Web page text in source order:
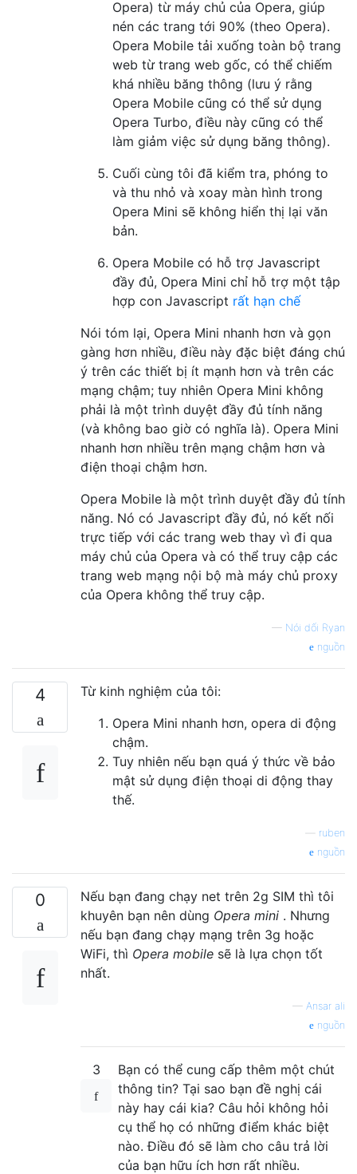
Opera) từ máy chủ của Opera, giúp
nén các trang tới 90% (theo Opera).
Opera Mobile tải xuống toàn bộ trang
web từ trang web gốc, có thể chiếm
khá nhiều băng thông (lưu ý rằng
Opera Mobile cũng có thể sử dụng
Opera Turbo, điều này cũng có thể
làm giảm việc sử dụng băng thông).
Cuối cùng tôi đã kiểm tra, phóng to
và thu nhỏ và xoay màn hình trong
Opera Mini sẽ không hiển thị lại văn
bản.
Opera Mobile có hỗ trợ Javascript
đầy đủ, Opera Mini chỉ hỗ trợ một tập
hợp con Javascript rất hạn chế
Nói tóm lại, Opera Mini nhanh hơn và gọn
gàng hơn nhiều, điều này đặc biệt đáng chú
ý trên các thiết bị ít mạnh hơn và trên các
mạng chậm; tuy nhiên Opera Mini không
phải là một trình duyệt đầy đủ tính năng
(và không bao giờ có nghĩa là). Opera Mini
nhanh hơn nhiều trên mạng chậm hơn và
điện thoại chậm hơn.
Opera Mobile là một trình duyệt đầy đủ tính
năng. Nó có Javascript đầy đủ, nó kết nối
trực tiếp với các trang web thay vì đi qua
máy chủ của Opera và có thể truy cập các
trang web mạng nội bộ mà máy chủ proxy
của Opera không thể truy cập.
— Nói dối Ryan
nguồn
4
Từ kinh nghiệm của tôi:
Opera Mini nhanh hơn, opera di động
chậm.
Tuy nhiên nếu bạn quá ý thức về bảo
mật sử dụng điện thoại di động thay
thế.
ruben
nguồn
0
Nếu bạn đang chạy net trên 2g SIM thì tôi
khuyên bạn nên dùng Opera mini . Nhưng
nếu bạn đang chạy mạng trên 3g hoặc
WiFi, thì Opera mobile sẽ là lựa chọn tốt
nhất.
— Ansar ali
nguồn
3
Bạn có thể cung cấp thêm một chút
thông tin? Tại sao bạn đề nghị cái
này hay cái kia? Câu hỏi không hỏi
cụ thể họ có những điểm khác biệt
nào. Điều đó sẽ làm cho câu trả lời
của bạn hữu ích hơn rất nhiều.